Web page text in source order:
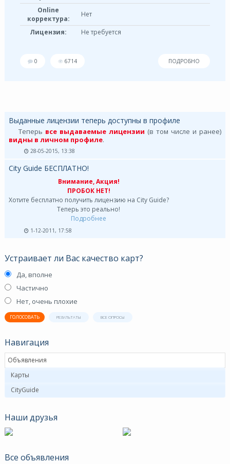
Online
корректура:
Нет
Лицензия: Не требуется
0 6714 ПОДРОБНО
Выданные лицензии теперь доступны в профиле
Теперь все выдаваемые лицензии (в том числе и ранее)
видны в личном профиле.
28-05-2015, 13:38
City Guide БЕСПЛАТНО!
Внимание, Акция!
ПРОБОК НЕТ!
Хотите бесплатно получить лицензию на City Guide?
Теперь это реально!
Подробнее
1-12-2011, 17:58
Устраивает ли Вас качество карт?
Да, вполне
Частично
Нет, очень плохие
ГОЛОСОВАТЬ РЕЗУЛЬТАТЫ ВСЕ ОПРОСЫ
Навигация
Объявления
Карты
CityGuide
Наши друзья
Все объявления